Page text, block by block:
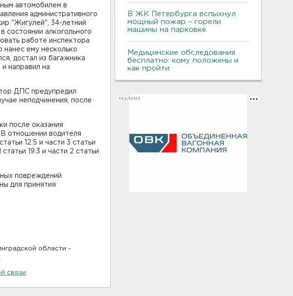
автомобилем в
административного
"Жигулей", 34-летний
алкогольного
работе инспектора
ему несколько
достал из багажника
направил на
ДПС предупредил
неподчинения, после
после оказания
отношении водителя
12.5 и части 3 статьи
19.3 и части 2 статьи
повреждений
для принятия
области -
связи
В ЖК Петербурга вспыхнул
мощный пожар – горели
машины на парковке
Медицинские обследования
бесплатно: кому положены и
как пройти
РЕКЛАМА